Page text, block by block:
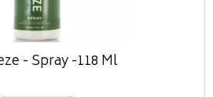
- Spray -118 Ml